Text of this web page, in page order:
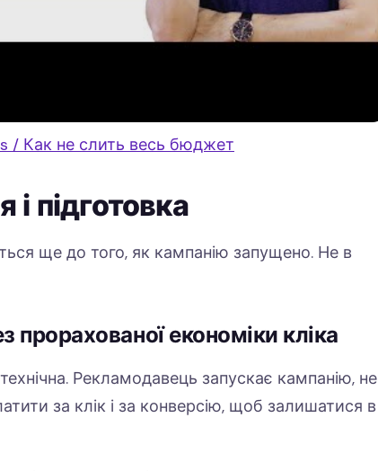
Как не слить весь бюджет
і підготовка
ще до того, як кампанію запущено. Не в
прорахованої економіки кліка
Рекламодавець запускає кампанію, не
за клік і за конверсію, щоб залишатися в